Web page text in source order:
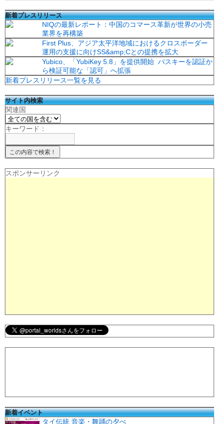
新着プレスリリース
NIQの最新レポート：中国のコマース革新が世界の小売
業界を再構築
First Plus、アジア太平洋地域におけるクロスボーダー
運用の支援に向けSS&amp;Cとの提携を拡大
Yubico、「YubiKey 5.8」を提供開始 パスキーを認証か
ら検証可能な「認可」へ拡張
新着プレスリリース一覧を見る
サイト内検索
関連国
キーワード：
スポンサーリンク
新着イベント
タイ伝統 音楽・舞踊の夕べ